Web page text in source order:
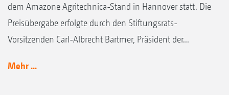
dem Amazone Agritechnica-Stand in Hannover statt. Die
Preisübergabe erfolgte durch den Stiftungsrats-
Vorsitzenden Carl-Albrecht Bartmer, Präsident der...
Mehr ...